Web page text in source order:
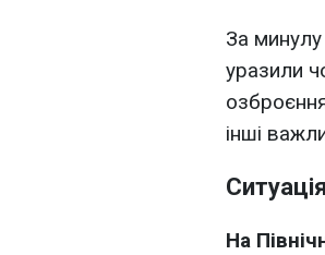
За минулу
уразили
інші
На